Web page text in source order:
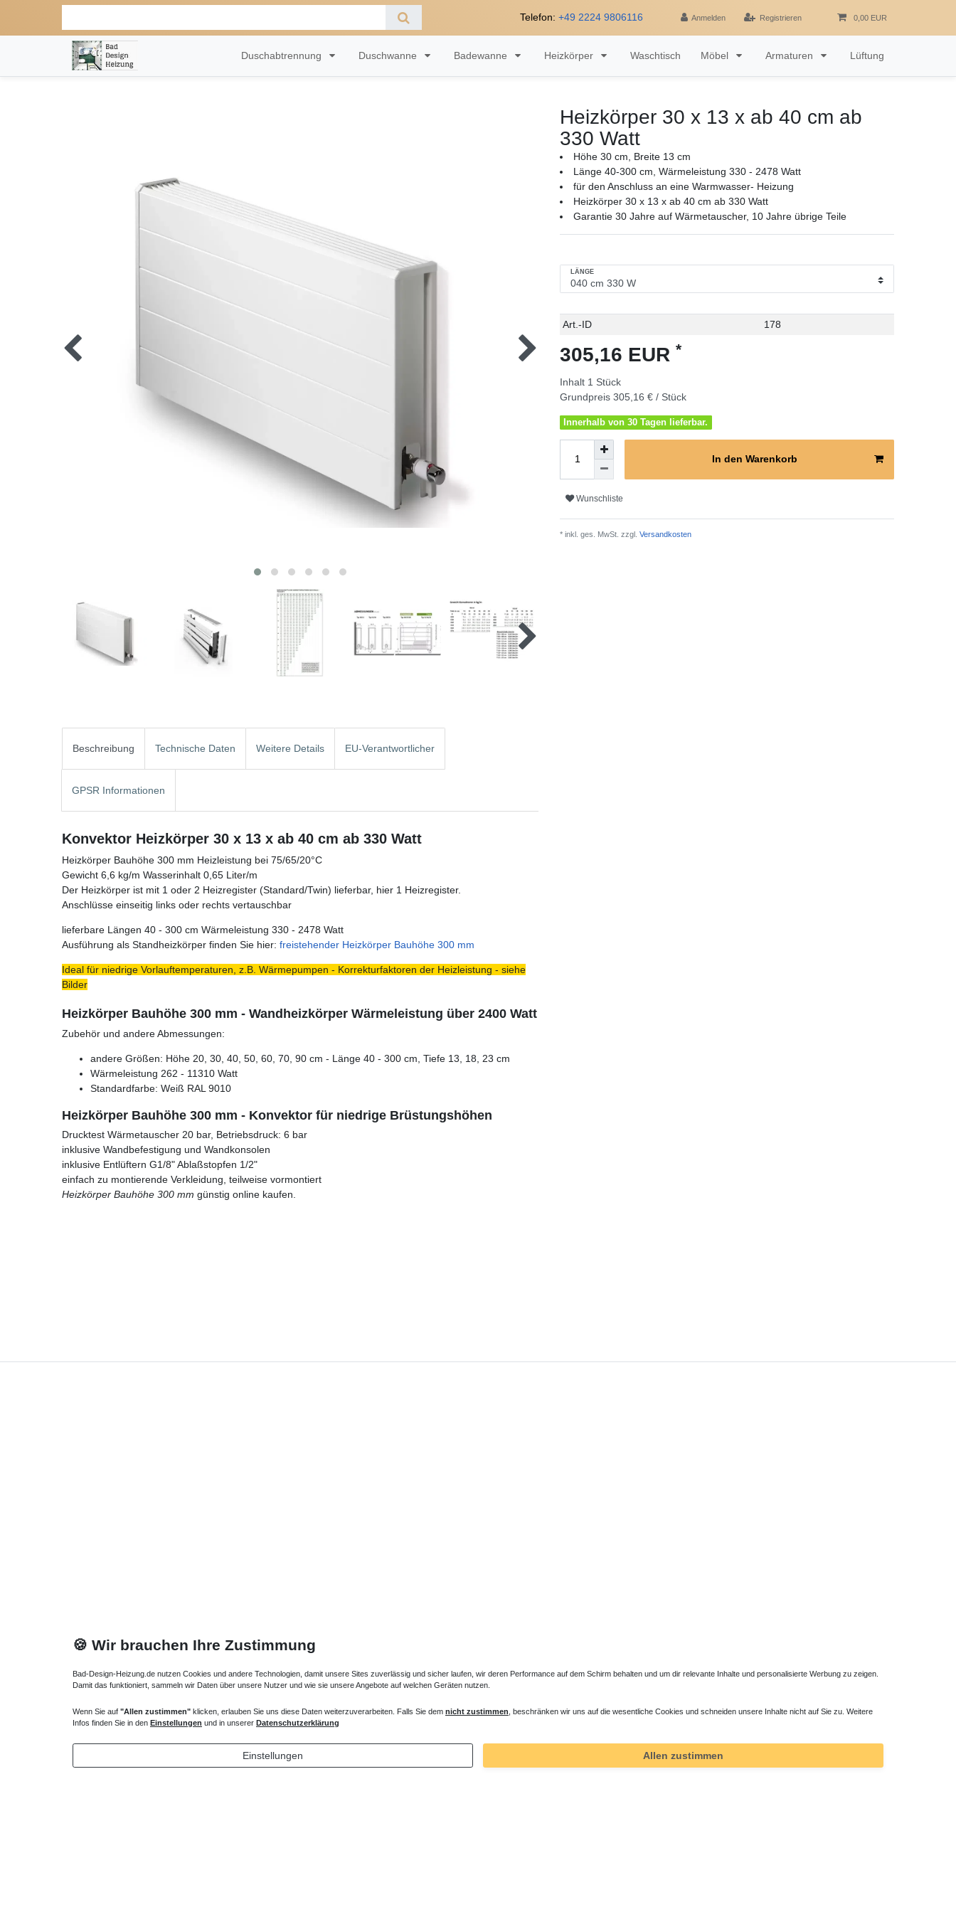
Telefon: +49 2224 9806116 Anmelden Registrieren 0,00 EUR
Duschabtrennung Duschwanne Badewanne Heizkörper Waschtisch Möbel Armaturen Lüftung
Heizkörper 30 x 13 x ab 40 cm ab
330 Watt
Höhe 30 cm, Breite 13 cm
Länge 40-300 cm, Wärmeleistung 330 - 2478 Watt
für den Anschluss an eine Warmwasser- Heizung
Heizkörper 30 x 13 x ab 40 cm ab 330 Watt
Garantie 30 Jahre auf Wärmetauscher, 10 Jahre übrige Teile
LÄNGE
Technisches
Wert
Art.-ID 178
305,16 EUR *
Inhalt 1 Stück
Grundpreis 305,16 € / Stück
Innerhalb von 30 Tagen lieferbar.
In den Warenkorb
Wunschliste
* inkl. ges. MwSt. zzgl. Versandkosten
Beschreibung Technische Daten Weitere Details EU-Verantwortlicher
GPSR Informationen
Konvektor Heizkörper 30 x 13 x ab 40 cm ab 330 Watt
Heizkörper Bauhöhe 300 mm Heizleistung bei 75/65/20°C
Gewicht 6,6 kg/m Wasserinhalt 0,65 Liter/m
Der Heizkörper ist mit 1 oder 2 Heizregister (Standard/Twin) lieferbar, hier 1 Heizregister.
Anschlüsse einseitig links oder rechts vertauschbar
lieferbare Längen 40 - 300 cm Wärmeleistung 330 - 2478 Watt
Ausführung als Standheizkörper finden Sie hier: freistehender Heizkörper Bauhöhe 300 mm
Ideal für niedrige Vorlauftemperaturen, z.B. Wärmepumpen - Korrekturfaktoren der Heizleistung - siehe
Bilder
Heizkörper Bauhöhe 300 mm - Wandheizkörper Wärmeleistung über 2400 Watt
Zubehör und andere Abmessungen:
andere Größen: Höhe 20, 30, 40, 50, 60, 70, 90 cm - Länge 40 - 300 cm, Tiefe 13, 18, 23 cm
Wärmeleistung 262 - 11310 Watt
Standardfarbe: Weiß RAL 9010
Heizkörper Bauhöhe 300 mm - Konvektor für niedrige Brüstungshöhen
Drucktest Wärmetauscher 20 bar, Betriebsdruck: 6 bar
inklusive Wandbefestigung und Wandkonsolen
inklusive Entlüftern G1/8" Ablaßstopfen 1/2"
einfach zu montierende Verkleidung, teilweise vormontiert
Heizkörper Bauhöhe 300 mm günstig online kaufen.
Heizkörper Ventil
135,00 € *
Verlängertes Ventil für Heizkörper Konvektor
72,32 € *
*inkl. ges. MwSt.
Verlängerter Entlüfter für Heizkörper
43,00 € *
🍪 Wir brauchen Ihre Zustimmung
Bad-Design-Heizung.de nutzen Cookies und andere Technologien, damit unsere Sites zuverlässig und sicher laufen, wir deren Performance auf dem Schirm behalten und um dir relevante Inhalte und personalisierte Werbung zu zeigen.
Damit das funktioniert, sammeln wir Daten über unsere Nutzer und wie sie unsere Angebote auf welchen Geräten nutzen.
Wenn Sie auf "Allen zustimmen" klicken, erlauben Sie uns diese Daten weiterzuverarbeiten. Falls Sie dem nicht zustimmen , beschränken wir uns auf die wesentliche Cookies und schneiden unsere Inhalte nicht auf Sie zu. Weitere
Infos finden Sie in den Einstellungen und in unserer Datenschutzerklärung
Einstellungen Allen zustimmen